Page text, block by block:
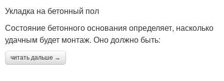
Укладка на бетонный пол
Состояние бетонного основания определяет, насколько
удачным будет монтаж. Оно должно быть:
читать дальше →